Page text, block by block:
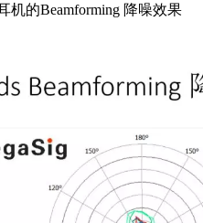
机的Beamforming 降噪效果